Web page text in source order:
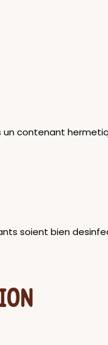
contenant
soient bien